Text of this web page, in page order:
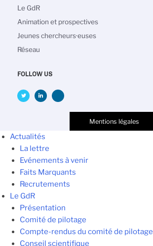
navigation
Le GdR
Animation et prospectives
Jeunes chercheurs·euses
Réseau
FOLLOW US
Mentions légales
Actualités
La lettre
Evénements à venir
Faits Marquants
Recrutements
Le GdR
Présentation
Comité de pilotage
Compte-rendus du comité de pilotage
Conseil scientifique